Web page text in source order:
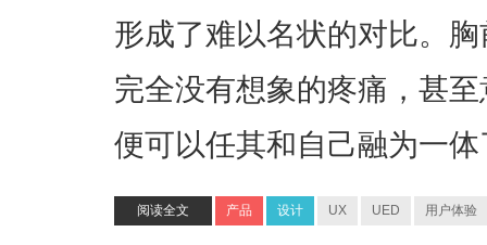
形成了难以名状的对比。
完全没有想象的疼痛，甚
便可以任其和自己融为一体
阅读全文 产品 设计 UX UED 用户体验